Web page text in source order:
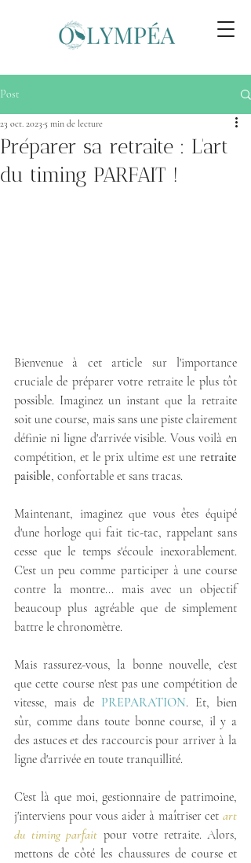
Post
Préparer sa retraite : L'art
du timing PARFAIT !
23 oct. 2023 5 min de lecture
Bienvenue à cet article sur l'importance
cruciale de préparer votre retraite le plus tôt
possible. Imaginez un instant que la retraite
soit une course, mais sans une piste clairement
définie ni ligne d'arrivée visible. Vous voilà en
compétition, et le prix ultime est une retraite
paisible, confortable et sans tracas.
Maintenant, imaginez que vous êtes équipé
d'une horloge qui fait tic-tac, rappelant sans
cesse que le temps s'écoule inexorablement.
C'est un peu comme participer à une course
contre la montre... mais avec un objectif
beaucoup plus agréable que de simplement
battre le chronomètre.
Mais rassurez-vous, la bonne nouvelle, c'est
que cette course n'est pas une compétition de
vitesse, mais de PREPARATION. Et, bien
sûr, comme dans toute bonne course, il y a
des astuces et des raccourcis pour arriver à la
ligne d'arrivée en toute tranquillité.
C'est là que moi, gestionnaire de patrimoine,
j'interviens pour vous aider à maîtriser cet art
du timing parfait pour votre retraite. Alors,
mettons de côté les chaussures de course et